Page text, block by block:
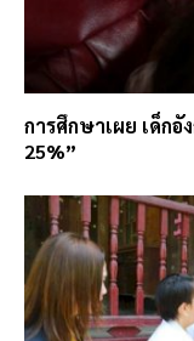
การศึกษาเผย เด็ก
25%”